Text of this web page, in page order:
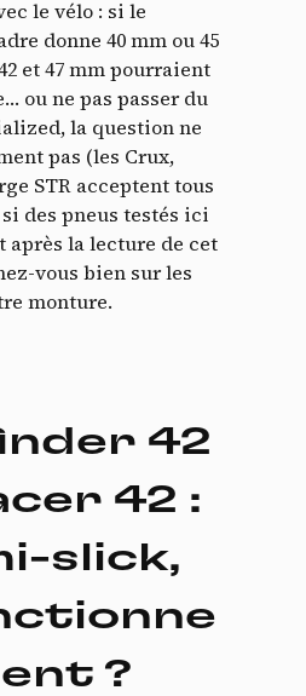
le vélo : si le
donne 40 mm ou 45
et 47 mm pourraient
ou ne pas passer du
la question ne
pas (les Crux,
STR acceptent tous
si des pneus testés ici
après la lecture de cet
vous bien sur les
monture.
42
42 :
slick,
?